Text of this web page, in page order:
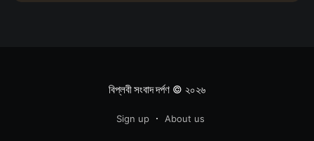
বিপ্লবী সংবাদ দর্পণ© ২০২৬
Sign up About us